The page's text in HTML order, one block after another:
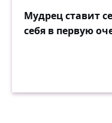
Мудрец ставит
себя в первую